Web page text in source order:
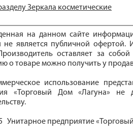
Зеркала косметические
на данном сайте
не является публичной офертой.
оставляет за
о товаре можно получить у
использование
«Торговый Дом «Лагуна» не
Унитарное предприятие